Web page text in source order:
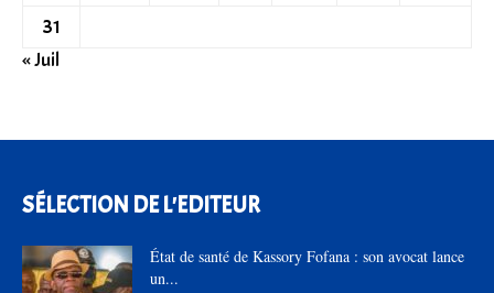
31
« Juil
SÉLECTION DE L'EDITEUR
État de santé de Kassory Fofana : son avocat lance
un...